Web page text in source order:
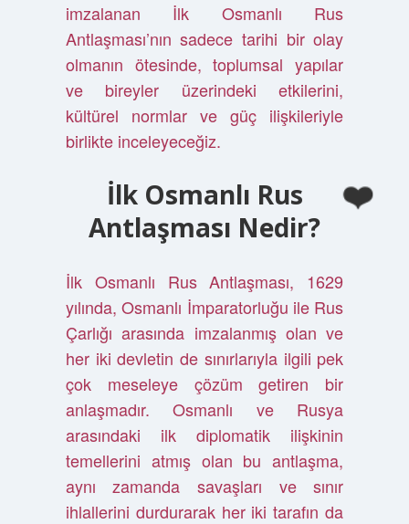
imzalanan İlk Osmanlı Rus
Antlaşması’nın sadece tarihi bir olay
olmanın ötesinde, toplumsal yapılar
ve bireyler üzerindeki etkilerini,
kültürel normlar ve güç ilişkileriyle
birlikte inceleyeceğiz.
İlk Osmanlı Rus
Antlaşması Nedir?
İlk Osmanlı Rus Antlaşması, 1629
yılında, Osmanlı İmparatorluğu ile Rus
Çarlığı arasında imzalanmış olan ve
her iki devletin de sınırlarıyla ilgili pek
çok meseleye çözüm getiren bir
anlaşmadır. Osmanlı ve Rusya
arasındaki ilk diplomatik ilişkinin
temellerini atmış olan bu antlaşma,
aynı zamanda savaşları ve sınır
ihlallerini durdurarak her iki tarafın da